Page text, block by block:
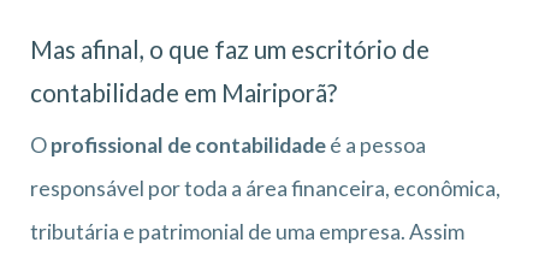
Mas afinal, o que faz um escritório de
contabilidade em Mairiporã?
Oprofissional de contabilidadeé a pessoa
responsável por toda a área financeira, econômica,
tributária e patrimonial de uma empresa. Assim